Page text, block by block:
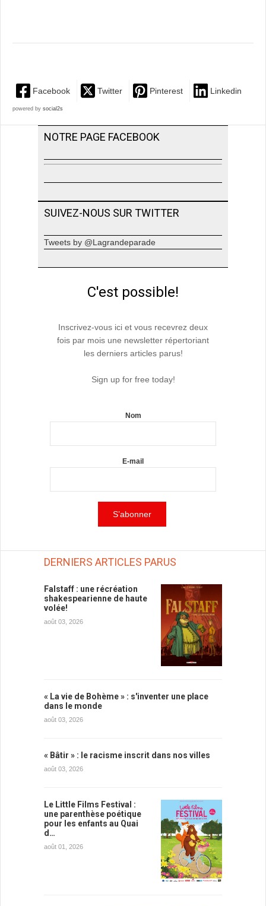
Facebook Twitter Pinterest Linkedin
powered by social2s
NOTRE PAGE FACEBOOK
SUIVEZ-NOUS SUR TWITTER
Tweets by @Lagrandeparade
C'est possible!
Inscrivez-vous ici et vous recevrez deux
fois par mois une newsletter répertoriant
les derniers articles parus!
Sign up for free today!
Nom
E-mail
DERNIERS ARTICLES PARUS
Falstaff : une récréation
shakespearienne de haute
volée!
août 03, 2026
« La vie de Bohème » : s'inventer une place
dans le monde
août 03, 2026
« Bâtir » : le racisme inscrit dans nos villes
août 03, 2026
Le Little Films Festival :
une parenthèse poétique
pour les enfants au Quai
d…
août 01, 2026